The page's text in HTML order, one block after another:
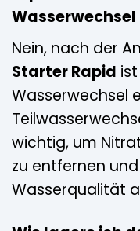
Nein, nach der
Starter Rapid
Wasserwechsel
wichtig, um
zu entfernen
Wasserqualität